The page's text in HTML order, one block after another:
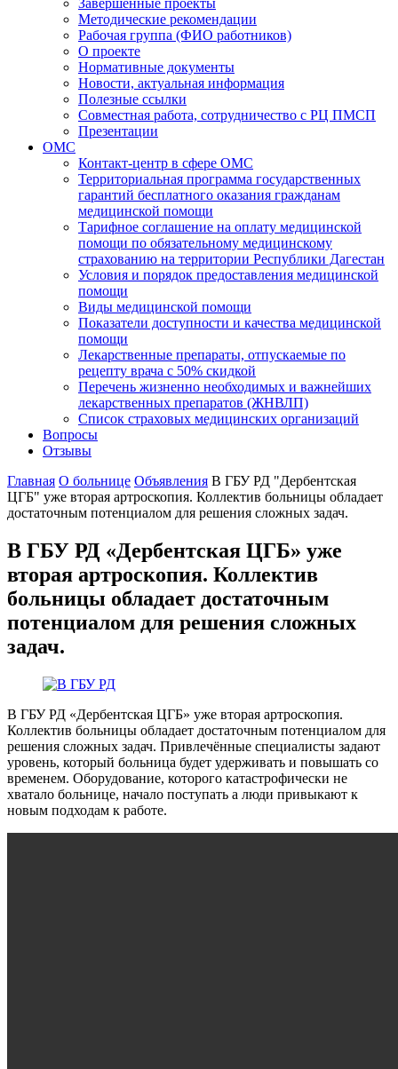
Завершенные проекты
Методические рекомендации
Рабочая группа (ФИО работников)
О проекте
Нормативные документы
Новости, актуальная информация
Полезные ссылки
Совместная работа, сотрудничество с РЦ ПМСП
Презентации
ОМС
Контакт-центр в сфере ОМС
Территориальная программа государственных
гарантий бесплатного оказания гражданам
медицинской помощи
Тарифное соглашение на оплату медицинской
помощи по обязательному медицинскому
страхованию на территории Республики Дагестан
Условия и порядок предоставления медицинской
помощи
Виды медицинской помощи
Показатели доступности и качества медицинской
помощи
Лекарственные препараты, отпускаемые по
рецепту врача с 50% скидкой
Перечень жизненно необходимых и важнейших
лекарственных препаратов (ЖНВЛП)
Список страховых медицинских организаций
Вопросы
Отзывы
Главная О больнице Объявления В ГБУ РД "Дербентская
ЦГБ" уже вторая артроскопия. Коллектив больницы обладает
достаточным потенциалом для решения сложных задач.
В ГБУ РД «Дербентская ЦГБ» уже
вторая артроскопия. Коллектив
больницы обладает достаточным
потенциалом для решения сложных
задач.
В ГБУ РД «Дербентская ЦГБ» уже вторая артроскопия.
Коллектив больницы обладает достаточным потенциалом для
решения сложных задач. Привлечённые специалисты задают
уровень, который больница будет удерживать и повышать со
временем. Оборудование, которого катастрофически не
хватало больнице, начало поступать а люди привыкают к
новым подходам к работе.